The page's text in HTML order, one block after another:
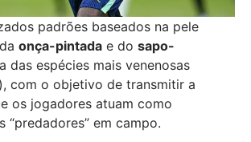
padrões baseados na pele
onça-pintadae do sapo-
das espécies mais venenosas
com o objetivo de transmitir a
os jogadores atuam como
“predadores” em campo.